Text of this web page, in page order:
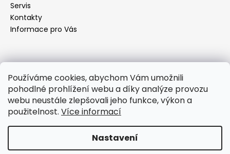
Používáme cookies, abychom Vám umožnili
pohodlné prohlížení webu a díky analýze provozu
webu neustále zlepšovali jeho funkce, výkon a
použitelnost. Více informací
Nastavení
Servis
Kontakty
Informace pro Vás
objednavky@elektrorezny.cz
602 155 983
https://www.facebook.com/jirireznyelektroservis
reznyelektro